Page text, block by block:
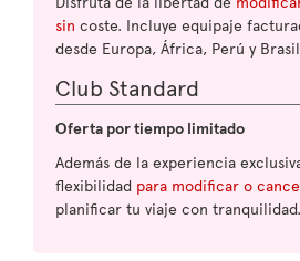
sin coste. Incluye equipaje
desde Europa, África, Perú y
Club Standard
Oferta por tiempo limitado
Además de la experiencia
flexibilidad para modificar o
planificar tu viaje con tranquilidad.